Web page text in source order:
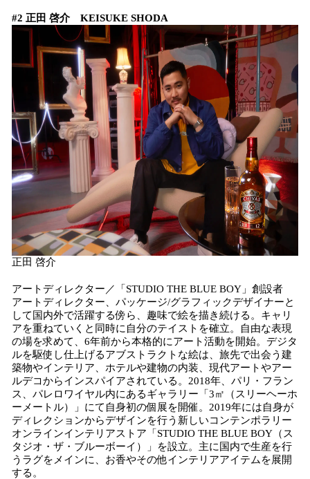
#2 正田 啓介 KEISUKE SHODA
正田 啓介
アートディレクター／「STUDIO THE BLUE BOY」創設者
アートディレクター、パッケージ/グラフィックデザイナーと
して国内外で活躍する傍ら、趣味で絵を描き続ける。キャリ
アを重ねていくと同時に自分のテイストを確立。自由な表現
の場を求めて、6年前から本格的にアート活動を開始。デジタ
ルを駆使し仕上げるアブストラクトな絵は、旅先で出会う建
築物やインテリア、ホテルや建物の内装、現代アートやアー
ルデコからインスパイアされている。2018年、パリ・フラン
ス、パレロワイヤル内にあるギャラリー「3㎡（スリーヘーホ
ーメートル）」にて自身初の個展を開催。2019年には自身が
ディレクションからデザインを行う新しいコンテンポラリー
オンラインインテリアストア「STUDIO THE BLUE BOY（ス
タジオ・ザ・ブルーボーイ）」を設立。主に国内で生産を行
うラグをメインに、お香やその他インテリアアイテムを展開
する。